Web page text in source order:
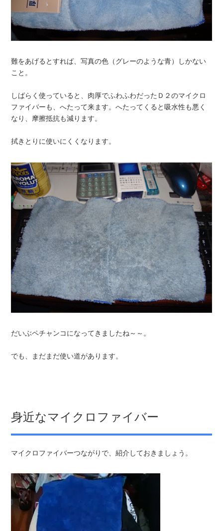
難をあげるとすれば、写真の色（グレーのような青）しかない
こと。
しばらく使っていると、肉厚でふわふわだったＤ２のマイクロ
ファイバーも、へたって来ます。へたってくると吸水性も悪く
なり、摩擦抵抗も減ります。
拭きとりに使いにくくなります。
だいぶペチャンコになってきましたね～～。
でも、まだまだ使い道があります。
身近なマイクロファイバー
マイクロファイバーつながりで、紹介しておきましょう。